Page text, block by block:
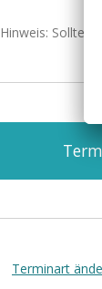
Hinweis: Sollte
Terminart